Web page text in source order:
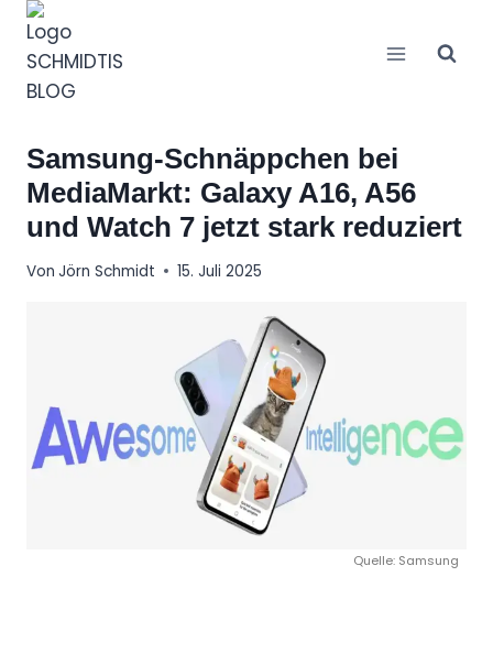
Zum
Inhalt
springen
Samsung-Schnäppchen bei
MediaMarkt: Galaxy A16, A56
und Watch 7 jetzt stark reduziert
Von Jörn Schmidt 15. Juli 2025
Quelle: Samsung